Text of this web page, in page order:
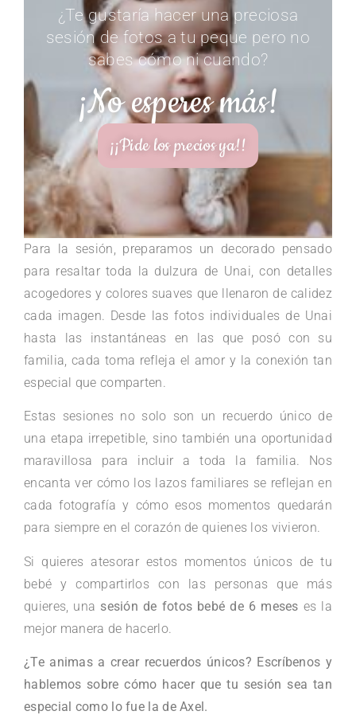
¿Te gustaría hacer una preciosa
sesión de fotos a tu peque pero no
sabes cómo ni cuando?
¡No esperes más!
¡¡Pide los precios ya!!
Para la sesión, preparamos un decorado pensado
para resaltar toda la dulzura de Unai, con detalles
acogedores y colores suaves que llenaron de calidez
cada imagen. Desde las fotos individuales de Unai
hasta las instantáneas en las que posó con su
familia, cada toma refleja el amor y la conexión tan
especial que comparten.
Estas sesiones no solo son un recuerdo único de
una etapa irrepetible, sino también una oportunidad
maravillosa para incluir a toda la familia. Nos
encanta ver cómo los lazos familiares se reflejan en
cada fotografía y cómo esos momentos quedarán
para siempre en el corazón de quienes los vivieron.
Si quieres atesorar estos momentos únicos de tu
bebé y compartirlos con las personas que más
quieres, una sesión de fotos bebé de 6 meses es la
mejor manera de hacerlo.
¿Te animas a crear recuerdos únicos? Escríbenos y
hablemos sobre cómo hacer que tu sesión sea tan
especial como lo fue la de Axel.